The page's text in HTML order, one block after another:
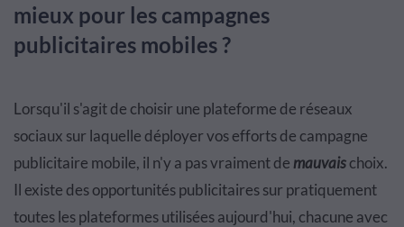
mieux pour les campagnes
publicitaires mobiles ?
Lorsqu'il s'agit de choisir une plateforme de réseaux
sociaux sur laquelle déployer vos efforts de campagne
publicitaire mobile, il n'y a pas vraiment de mauvaischoix.
Il existe des opportunités publicitaires sur pratiquement
toutes les plateformes utilisées aujourd'hui, chacune avec